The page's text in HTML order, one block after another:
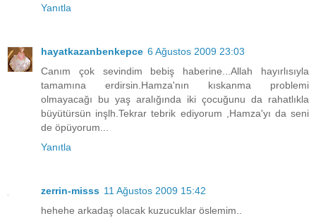
Yanıtla
hayatkazanbenkepce 6 Ağustos 2009 23:03
Canım çok sevindim bebiş haberine...Allah hayırlısıyla
tamamına erdirsin.Hamza'nın kıskanma problemi
olmayacağı bu yaş aralığında iki çocuğunu da rahatlıkla
büyütürsün inşlh.Tekrar tebrik ediyorum ,Hamza'yı da seni
de öpüyorum...
Yanıtla
zerrin-misss 11 Ağustos 2009 15:42
hehehe arkadaş olacak kuzucuklar öslemim..